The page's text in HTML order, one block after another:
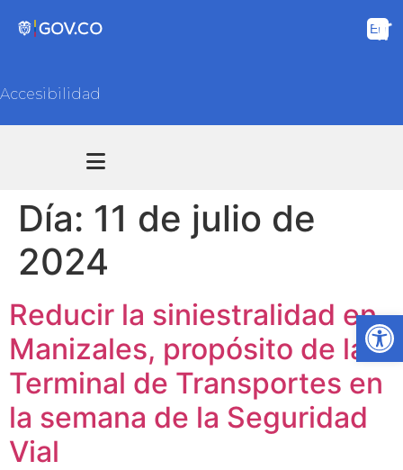
Accesibilidad
Día: 11 de julio de
2024
Reducir la siniestralidad en
Manizales, propósito de la
Terminal de Transportes en
la semana de la Seguridad
Vial